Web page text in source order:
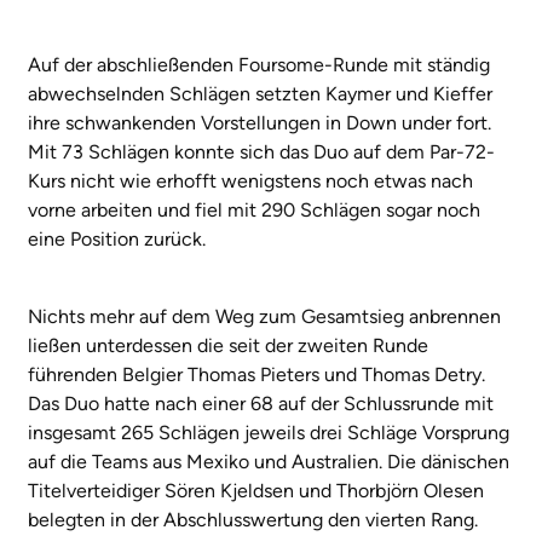
Auf der abschließenden Foursome-Runde mit ständig
abwechselnden Schlägen setzten Kaymer und Kieffer
ihre schwankenden Vorstellungen in Down under fort.
Mit 73 Schlägen konnte sich das Duo auf dem Par-72-
Kurs nicht wie erhofft wenigstens noch etwas nach
vorne arbeiten und fiel mit 290 Schlägen sogar noch
eine Position zurück.
Nichts mehr auf dem Weg zum Gesamtsieg anbrennen
ließen unterdessen die seit der zweiten Runde
führenden Belgier Thomas Pieters und Thomas Detry.
Das Duo hatte nach einer 68 auf der Schlussrunde mit
insgesamt 265 Schlägen jeweils drei Schläge Vorsprung
auf die Teams aus Mexiko und Australien. Die dänischen
Titelverteidiger Sören Kjeldsen und Thorbjörn Olesen
belegten in der Abschlusswertung den vierten Rang.